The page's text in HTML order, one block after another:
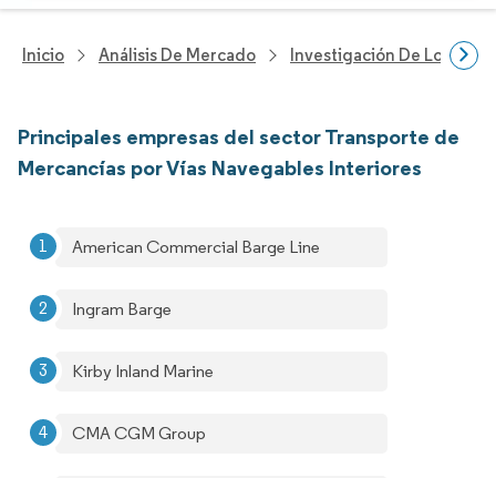
Inicio Análisis De Mercado Investigación De Logística
Principales empresas del sector Transporte de
Mercancías por Vías Navegables Interiores
American Commercial Barge Line
Ingram Barge
Kirby Inland Marine
CMA CGM Group